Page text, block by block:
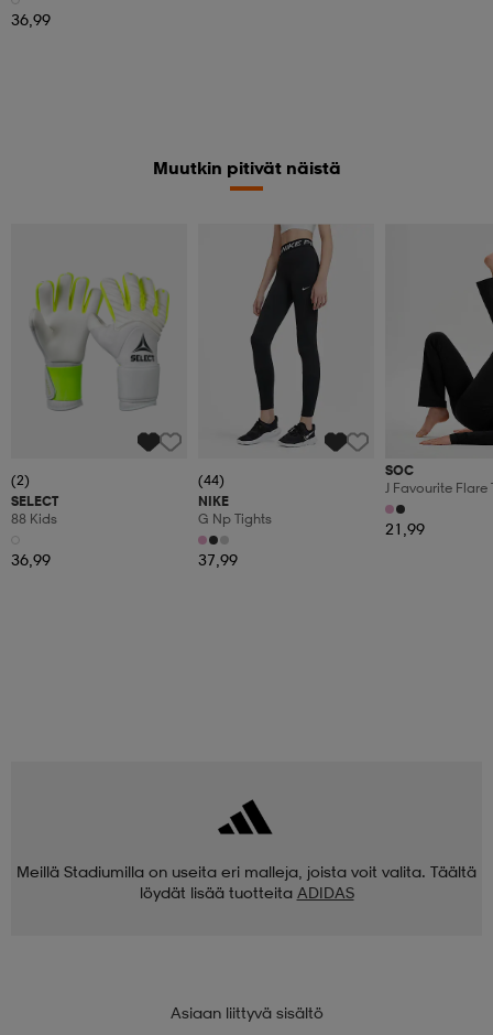
36,99
Muutkin pitivät näistä
(2)
SELECT
88 Kids
36,99
(44)
NIKE
G Np Tights
37,99
SOC
J Favourite Flare
21,99
Meillä Stadiumilla on useita eri malleja, joista voit valita. Täältä
löydät lisää tuotteita ADIDAS
Asiaan liittyvä sisältö